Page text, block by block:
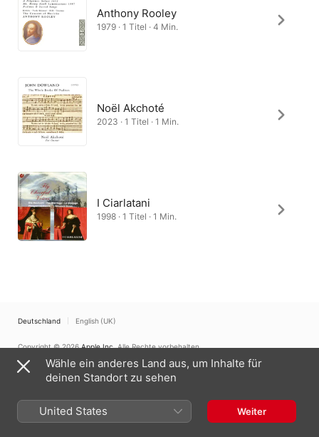
Anthony Rooley
1979 · 1 Titel · 4 Min.
Noël Akchoté
2023 · 1 Titel · 1 Min.
I Ciarlatani
1998 · 1 Titel · 1 Min.
Deutschland English (UK)
Copyright © 2026 Apple Inc. Alle Rechte vorbehalten.
Nutzungsbedingungen für Internetdienste
Apple Music und Datenschutz
Cookie-Warnung
Support Feedback
Wähle ein anderes Land aus, um Inhalte für
deinen Standort zu sehen
United States Weiter